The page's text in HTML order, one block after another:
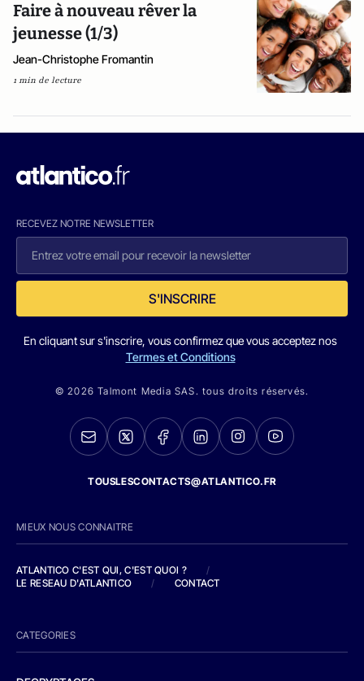
Faire à nouveau rêver la
jeunesse (1/3)
Jean-Christophe Fromantin
1 min de lecture
RECEVEZ NOTRE NEWSLETTER
S'INSCRIRE
En cliquant sur s'inscrire, vous confirmez que vous acceptez nos
Termes et Conditions
© 2026 Talmont Media SAS. tous droits réservés.
TOUSLESCONTACTS@ATLANTICO.FR
MIEUX NOUS CONNAITRE
ATLANTICO C'EST QUI, C'EST QUOI ?
/
LE RESEAU D'ATLANTICO
/ CONTACT
CATEGORIES